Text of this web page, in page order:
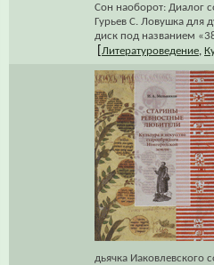
Сон наоборот: Диалог
Гурьев С. Ловушка для
диск под названием
Литературоведение
дьячка Иаковлевского